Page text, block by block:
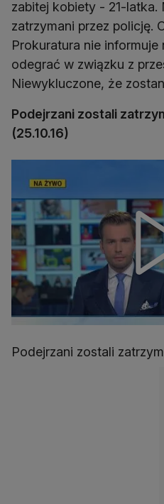
zabitej kobiety - 21-latka.
zatrzymani przez policję.
Prokuratura nie informuje
odegrać w związku z
Niewykluczone, że
Podejrzani zostali
(25.10.16)
Podejrzani zostali